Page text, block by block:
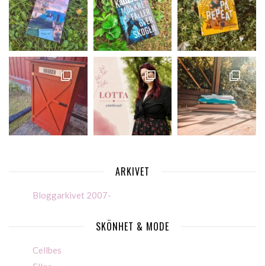
ARKIVET
Bloggarkivet 2007-
SKÖNHET & MODE
Cellbes